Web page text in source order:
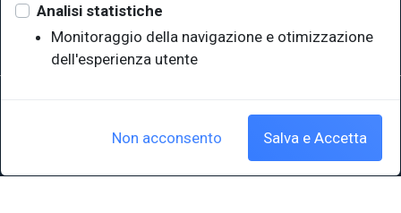
EUT in cifre
P.IVA 00211830328 - C.F. 80013890324 - P.E.C.: ateneo@pec.units.it
Analisi statistiche
Monitoraggio della navigazione e otimizzazione
dell'esperienza utente
Non acconsento Salva e Accetta